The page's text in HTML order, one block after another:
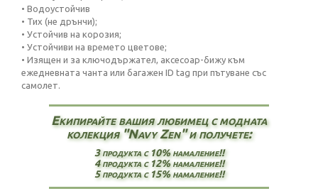
• Водоустойчив
• Тих (не дрънчи);
• Устойчив на корозия;
• Устойчиви на времето цветове;
• Изящен и за ключодържател, аксесоар-бижу към
ежедневната чанта или багажен ID tag при пътуване със
самолет.
Екипирайте вашия любимец с модната
колекция "Navy Zen" и получете:
3 продукта с 10% намаление!!
4 продукта с 12% намаление!!
5 продукта с 15% намаление!!